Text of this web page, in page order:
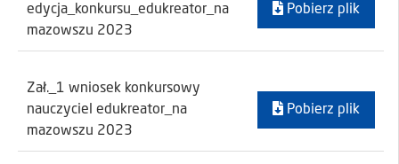
edycja_konkursu_edukreator_na
mazowszu 2023
Pobierz plik
Zał._1 wniosek konkursowy
nauczyciel edukreator_na
mazowszu 2023
Pobierz plik